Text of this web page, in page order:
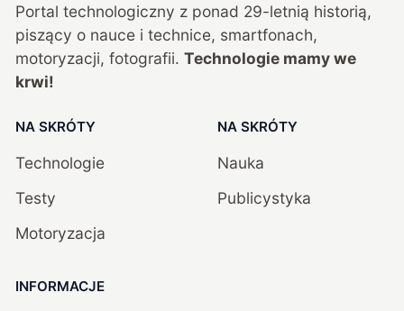
Portal technologiczny z ponad 29-letnią historią,
piszący o nauce i technice, smartfonach,
motoryzacji, fotografii. Technologie mamy we
krwi!
NA SKRÓTY
Technologie
Testy
Motoryzacja
NA SKRÓTY
Nauka
Publicystyka
INFORMACJE